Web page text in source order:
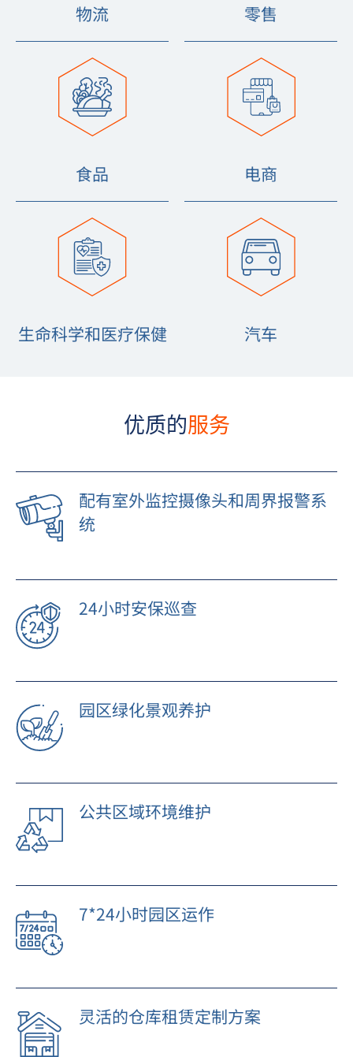
物流 零售
食品 电商
生命科学和医疗保健 汽车
优质的服务
配有室外监控摄像头和周界报警系
统
24小时安保巡查
园区绿化景观养护
公共区域环境维护
7*24小时园区运作
灵活的仓库租赁定制方案